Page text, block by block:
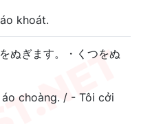
khoát.
ぬぎます。・くつをぬ
choàng. / - Tôi cởi